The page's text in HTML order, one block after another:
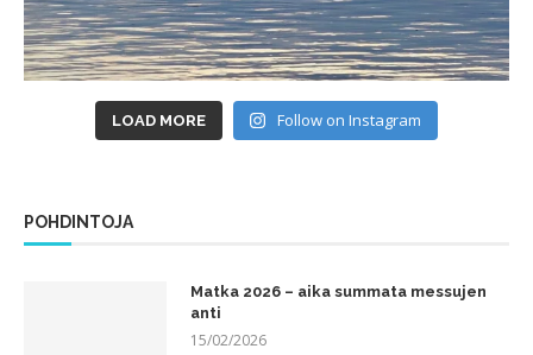
LOAD MORE Follow on Instagram
POHDINTOJA
Matka 2026 – aika summata messujen
anti
15/02/2026